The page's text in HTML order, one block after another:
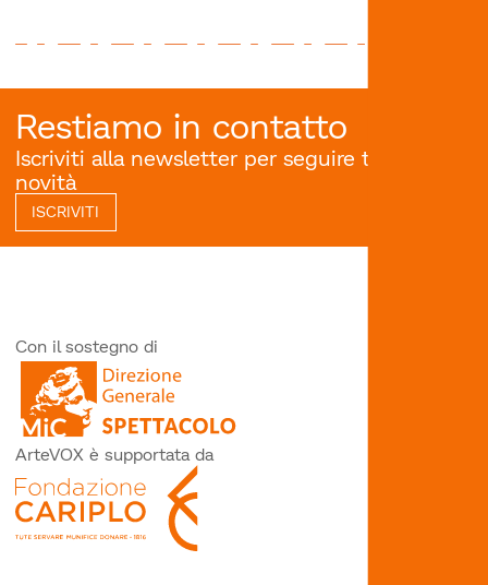
Restiamo in contatto
Iscriviti alla newsletter per seguire tutte le
novità
ISCRIVITI
Con il sostegno di
ArteVOX è supportata da